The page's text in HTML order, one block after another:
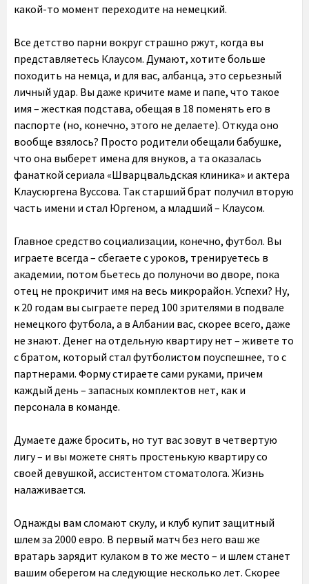
какой-то момент переходите на немецкий.
Все детство парни вокруг страшно ржут, когда вы
представляетесь Клаусом. Думают, хотите больше
походить на немца, и для вас, албанца, это серьезный
личный удар. Вы даже кричите маме и папе, что такое
имя – жесткая подстава, обещая в 18 поменять его в
паспорте (но, конечно, этого не делаете). Откуда оно
вообще взялось? Просто родители обещали бабушке,
что она выберет имена для внуков, а та оказалась
фанаткой сериала «Шварцвальдская клиника» и актера
Клаусюргена Вуссова. Так старший брат получил вторую
часть имени и стал Юргеном, а младший – Клаусом.
Главное средство социализации, конечно, футбол. Вы
играете всегда – сбегаете с уроков, тренируетесь в
академии, потом бьетесь до полуночи во дворе, пока
отец не прокричит имя на весь микрорайон. Успехи? Ну,
к 20 годам вы сыграете перед 100 зрителями в подвале
немецкого футбола, а в Албании вас, скорее всего, даже
не знают. Денег на отдельную квартиру нет – живете то
с братом, который стал футболистом поуспешнее, то с
партнерами. Форму стираете сами руками, причем
каждый день – запасных комплектов нет, как и
персонала в команде.
Думаете даже бросить, но тут вас зовут в четвертую
лигу – и вы можете снять простенькую квартиру со
своей девушкой, ассистентом стоматолога. Жизнь
налаживается.
Однажды вам сломают скулу, и клуб купит защитный
шлем за 2000 евро. В первый матч без него ваш же
вратарь зарядит кулаком в то же место – и шлем станет
вашим оберегом на следующие несколько лет. Скорее